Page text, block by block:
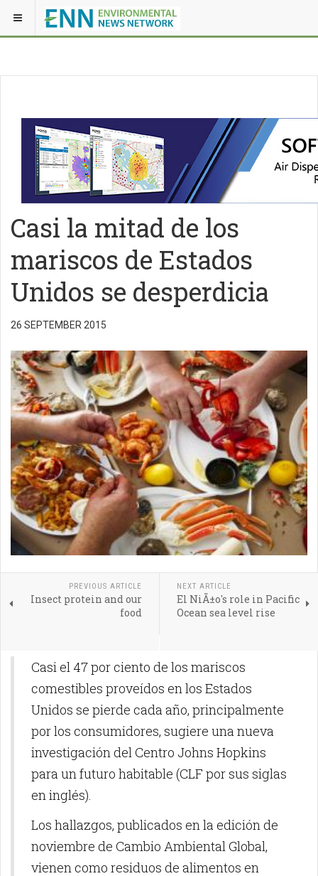
Casi la mitad de los
mariscos de Estados
Unidos se desperdicia
26 SEPTEMBER 2015
PREVIOUS ARTICLE
Insect protein and our
food
NEXT ARTICLE
El NiÃ±o's role in Pacific
Ocean sea level rise
Casi el 47 por ciento de los mariscos
comestibles proveídos en los Estados
Unidos se pierde cada año, principalmente
por los consumidores, sugiere una nueva
investigación del Centro Johns Hopkins
para un futuro habitable (CLF por sus siglas
en inglés).
Los hallazgos, publicados en la edición de
noviembre de Cambio Ambiental Global,
vienen como residuos de alimentos en